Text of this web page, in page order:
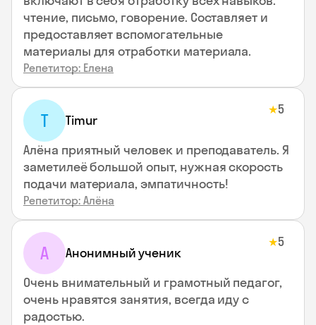
чтение, письмо, говорение. Составляет и
предоставляет вспомогательные
материалы для отработки материала.
Репетитор: Елена
T Timur
★5
Алёна приятный человек и преподаватель. Я
заметилеё большой опыт, нужная скорость
подачи материала, эмпатичность!
Репетитор: Алёна
А Анонимный ученик
★5
Очень внимательный и грамотный педагог,
очень нравятся занятия, всегда иду с
радостью.